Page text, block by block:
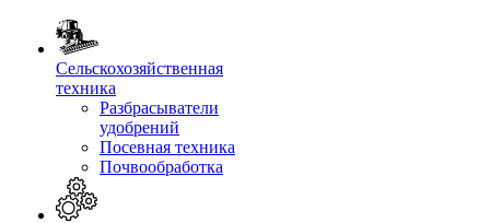
Сельскохозяйственная
техника
Разбрасыватели
удобрений
Посевная техника
Почвообработка